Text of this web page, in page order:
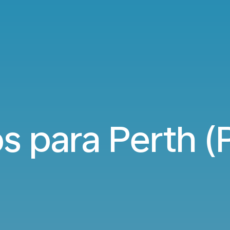
para Perth